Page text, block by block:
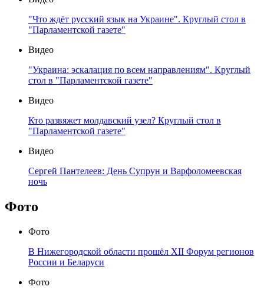
"Что ждёт русский язык на Украине". Круглый стол в
"Парламентской газете"
Видео
"Украина: эскалация по всем направлениям". Круглый
стол в "Парламентской газете"
Видео
Кто развяжет молдавский узел? Круглый стол в
"Парламентской газете"
Видео
Сергей Пантелеев: День Супрун и Варфоломеевская
ночь
Фото
Фото
В Нижегородской области прошёл XII Форум регионов
России и Беларуси
Фото